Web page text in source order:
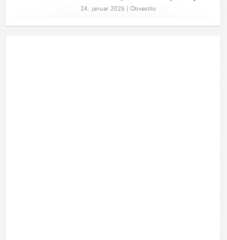
24. januar 2025 | Obvestilo